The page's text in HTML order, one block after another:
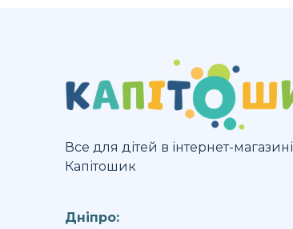
Все для дітей в інтернет-магазині
Капітошик
Дніпро: